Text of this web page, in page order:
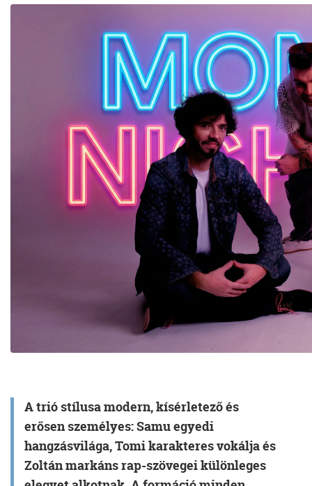
A trió stílusa modern, kísérletező és
erősen személyes: Samu egyedi
hangzásvilága, Tomi karakteres vokálja és
Zoltán markáns rap-szövegei különleges